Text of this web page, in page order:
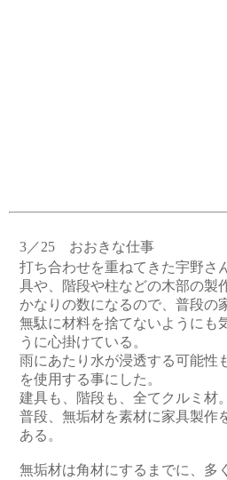
3／25 おおきな仕事
打ち合わせを重ねてきた宇野さ
具や、階段や柱などの木部の製
かなりの数になるので、普段の
無駄に材料を捨てないようにも
うに心掛けている。
雨にあたり水が浸透する可能性
を使用する事にした。
建具も、階段も、全てクルミ材。
普段、無垢材を素材に家具製作
ある。
無垢材は角材にするまでに、多